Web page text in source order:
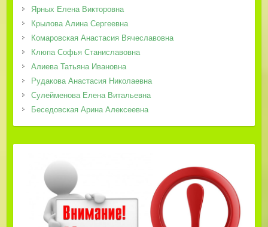
Ярных Елена Викторовна
Крылова Алина Сергеевна
Комаровская Анастасия Вячеславовна
Клюпа Софья Станиславовна
Алиева Татьяна Ивановна
Рудакова Анастасия Николаевна
Сулейменова Елена Витальевна
Беседовская Арина Алексеевна